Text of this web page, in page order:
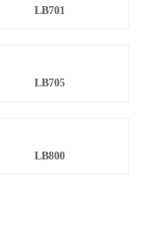
LB701
LB705
LB800